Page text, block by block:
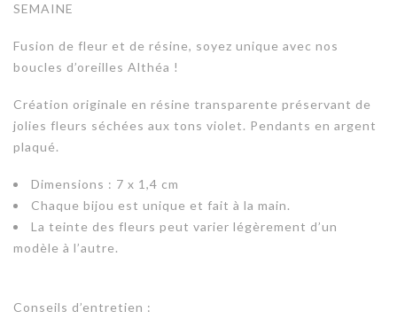
SEMAINE
Fusion de fleur et de résine, soyez unique avec nos
boucles d’oreilles Althéa !
Création originale en résine transparente préservant de
jolies fleurs séchées aux tons violet. Pendants en argent
plaqué.
Dimensions : 7 x 1,4 cm
Chaque bijou est unique et fait à la main.
La teinte des fleurs peut varier légèrement d’un
modèle à l’autre.
Conseils d’entretien :